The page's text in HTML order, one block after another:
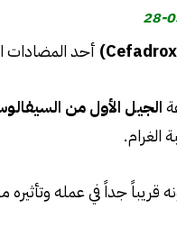
أحد المضادات
الجيل الأول من
الغرام.
قريباً جداً في عمله وتأثيره